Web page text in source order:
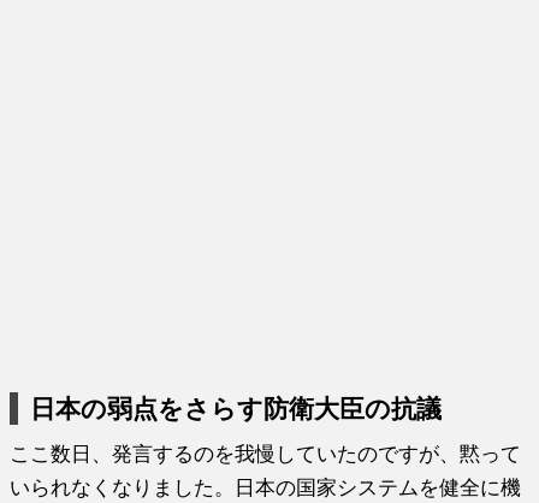
日本の弱点をさらす防衛大臣の抗議
ここ数日、発言するのを我慢していたのですが、黙って
いられなくなりました。日本の国家システムを健全に機